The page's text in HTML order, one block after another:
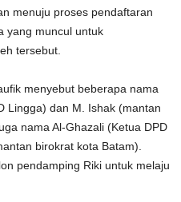
menuju proses pendaftaran
yang muncul untuk
tersebut.
menyebut beberapa nama
Lingga) dan M. Ishak (mantan
nama Al-Ghazali (Ketua DPD
birokrat kota Batam).
pendamping Riki untuk melaju